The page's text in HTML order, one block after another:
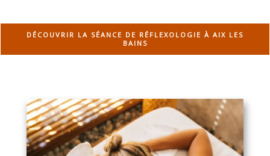
DÉCOUVRIR LA SÉANCE DE RÉFLEXOLOGIE À AIX LES
BAINS